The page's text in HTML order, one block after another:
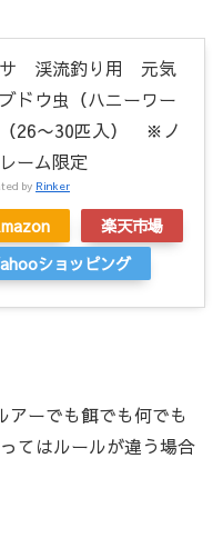
渓流釣り用 元気
ドウ虫（ハニーワー
26〜30匹入） ※ノ
ーム限定
by Rinker
楽天市場
ショッピング
アーでも餌でも何でも
てはルールが違う場合